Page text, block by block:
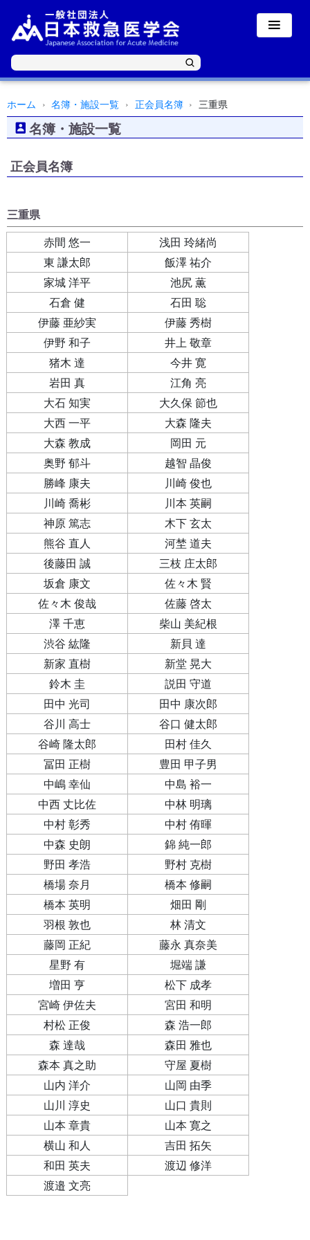
ホーム 名簿・施設一覧 正会員名簿 三重県
名簿・施設一覧
正会員名簿
三重県
赤間 悠一
浅田 玲緒尚
東 謙太郎
飯澤 祐介
家城 洋平
池尻 薫
石倉 健
石田 聡
伊藤 亜紗実
伊藤 秀樹
伊野 和子
井上 敬章
猪木 達
今井 寛
岩田 真
江角 亮
大石 知実
大久保 節也
大西 一平
大森 隆夫
大森 教成
岡田 元
奥野 郁斗
越智 晶俊
勝峰 康夫
川崎 俊也
川崎 喬彬
川本 英嗣
神原 篤志
木下 玄太
熊谷 直人
河埜 道夫
後藤田 誠
三枝 庄太郎
坂倉 康文
佐々木 賢
佐々木 俊哉
佐藤 啓太
澤 千恵
柴山 美紀根
渋谷 紘隆
新貝 達
新家 直樹
新堂 晃大
鈴木 圭
説田 守道
田中 光司
田中 康次郎
谷川 高士
谷口 健太郎
谷崎 隆太郎
田村 佳久
冨田 正樹
豊田 甲子男
中嶋 幸仙
中島 裕一
中西 丈比佐
中林 明璃
中村 彰秀
中村 侑暉
中森 史朗
錦 純一郎
野田 孝浩
野村 克樹
橋場 奈月
橋本 修嗣
橋本 英明
畑田 剛
羽根 敦也
林 清文
藤岡 正紀
藤永 真奈美
星野 有
堀端 謙
増田 亨
松下 成孝
宮崎 伊佐夫
宮田 和明
村松 正俊
森 浩一郎
森 達哉
森田 雅也
森本 真之助
守屋 夏樹
山内 洋介
山岡 由季
山川 淳史
山口 貴則
山本 章貴
山本 寛之
横山 和人
吉田 拓矢
和田 英夫
渡辺 修洋
渡邉 文亮